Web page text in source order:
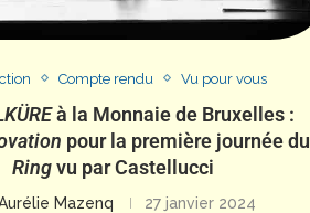
Compte rendu Vu pour vous
à la Monnaie de Bruxelles :
pour la première journée du
Ringvu par Castellucci
Mazenq 27 janvier 2024